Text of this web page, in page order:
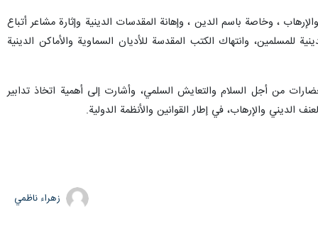
، وخاصة باسم الدين ، وإهانة المقدسات الدينية وإثارة مشاعر أتباع
للمسلمين، وانتهاك الكتب المقدسة للأديان السماوية والأماكن الدينية
من أجل السلام والتعايش السلمي، وأشارت إلى أهمية اتخاذ تدابير
الديني والإرهاب، في إطار القوانين والأنظمة الدولية.
زهراء ناظمي